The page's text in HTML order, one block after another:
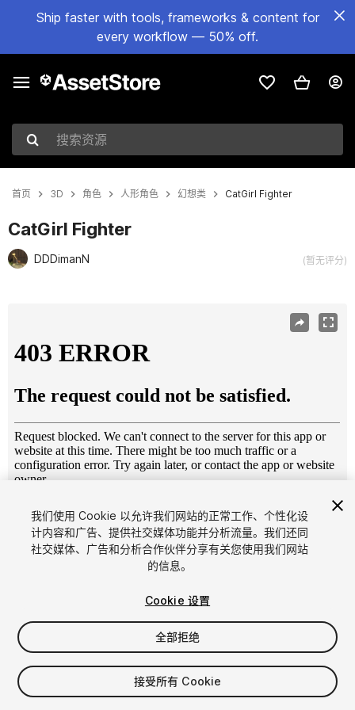
Ship faster with tools, frameworks & content for
every workflow — 50% off.
搜索资源
首页 3D 角色 人形角色 幻想类 CatGirl Fighter
CatGirl Fighter
DDDimanN (暂无评分)
1/8
$4.99
增值税将在结算时计算
我们使用 Cookie 以允许我们网站的正常工作、个性化设
计内容和广告、提供社交媒体功能并分析流量。我们还同
社交媒体、广告和分析合作伙伴分享有关您使用我们网站
的信息。
Cookie 设置
全部拒绝
接受所有 Cookie